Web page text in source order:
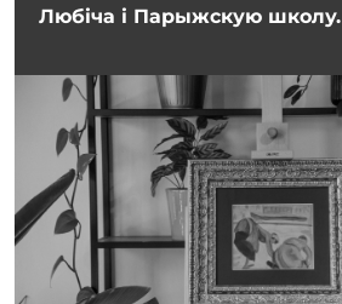
Любіча і Парыжскую школу.